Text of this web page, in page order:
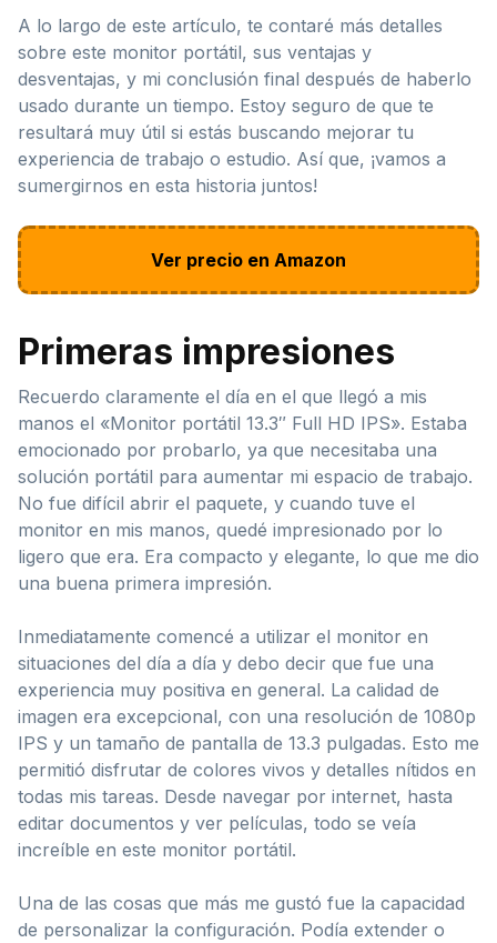
A lo largo de este artículo, te contaré más detalles
sobre este monitor portátil, sus ventajas y
desventajas, y mi conclusión final después de haberlo
usado durante un tiempo. Estoy seguro de que te
resultará muy útil si estás buscando mejorar tu
experiencia de trabajo o estudio. Así que, ¡vamos a
sumergirnos en esta historia juntos!
Ver precio en Amazon
Primeras impresiones
Recuerdo claramente el día en el que llegó a mis
manos el «Monitor portátil 13.3″ Full HD IPS». Estaba
emocionado por probarlo, ya que necesitaba una
solución portátil para aumentar mi espacio de trabajo.
No fue difícil abrir el paquete, y cuando tuve el
monitor en mis manos, quedé impresionado por lo
ligero que era. Era compacto y elegante, lo que me dio
una buena primera impresión.
Inmediatamente comencé a utilizar el monitor en
situaciones del día a día y debo decir que fue una
experiencia muy positiva en general. La calidad de
imagen era excepcional, con una resolución de 1080p
IPS y un tamaño de pantalla de 13.3 pulgadas. Esto me
permitió disfrutar de colores vivos y detalles nítidos en
todas mis tareas. Desde navegar por internet, hasta
editar documentos y ver películas, todo se veía
increíble en este monitor portátil.
Una de las cosas que más me gustó fue la capacidad
de personalizar la configuración. Podía extender o